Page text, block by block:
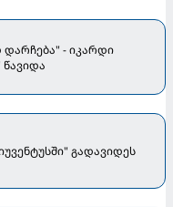
- იკარდი
გადავიდეს